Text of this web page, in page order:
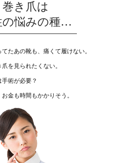
巻き爪は
の悩みの種…
たあの靴も、痛くて履けない。
爪を見られたくない。
術が必要？
金も時間もかかりそう。